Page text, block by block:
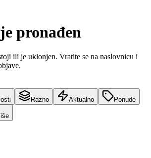
pronađen
ili je uklonjen. Vratite se na naslovnicu i
Razno Aktualno Ponude